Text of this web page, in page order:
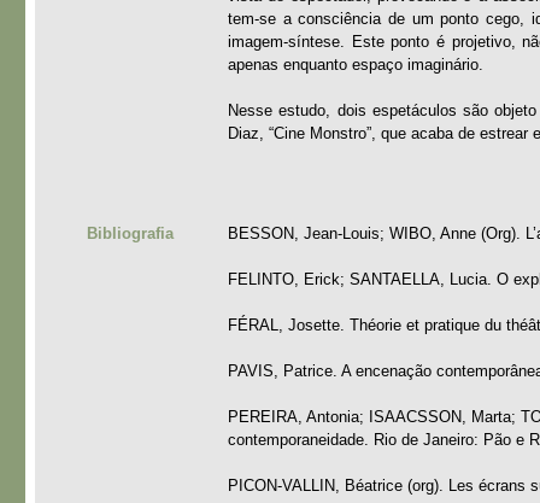
tem-se a consciência de um ponto cego,
imagem-síntese. Este ponto é projetivo,
apenas enquanto espaço imaginário.
Nesse estudo, dois espetáculos são
Diaz, “Cine Monstro”, que acaba de estrear
Bibliografia BESSON, Jean-Louis; WIBO, Anne (Org).
FELINTO, Erick; SANTAELLA, Lucia. O
FÉRAL, Josette. Théorie et pratique du
PAVIS, Patrice. A encenação
PEREIRA, Antonia; ISAACSSON, Marta;
contemporaneidade. Rio de Janeiro: Pão e
PICON-VALLIN, Béatrice (org). Les écrans